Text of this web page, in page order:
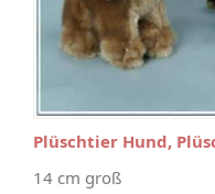
Plüschtier Hund,
14 cm groß